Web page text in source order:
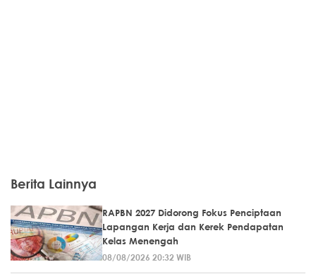
Berita Lainnya
RAPBN 2027 Didorong Fokus Penciptaan
Lapangan Kerja dan Kerek Pendapatan
Kelas Menengah
08/08/2026 20:32 WIB